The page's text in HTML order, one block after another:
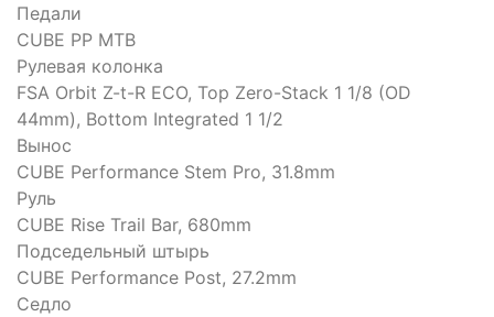
Педали
CUBE PP MTB
Рулевая колонка
FSA Orbit Z-t-R ECO, Top Zero-Stack 1 1/8 (OD
44mm), Bottom Integrated 1 1/2
Вынос
CUBE Performance Stem Pro, 31.8mm
Руль
CUBE Rise Trail Bar, 680mm
Подседельный штырь
CUBE Performance Post, 27.2mm
Седло